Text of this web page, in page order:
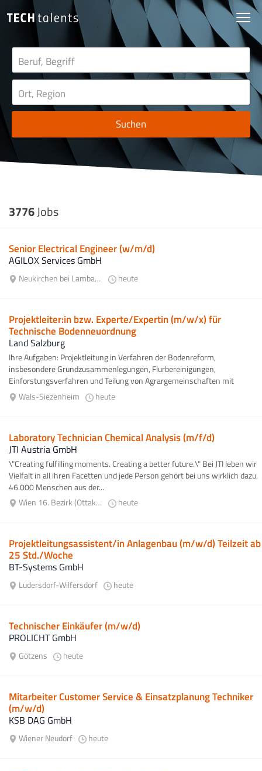
Suchen
3776Jobs
Senior Electrical Engineer (w/m/d)
AGILOX Services GmbH
Neukirchen bei Lambach heute
Projektleiter:in bzw. Experte/Expertin (m/w/x) für
Technische Bodenneuordnung
Land Salzburg
Ihre Aufgaben: Projektleitung in Verfahren der Bodenreform,
insbesondere Grundzusammenlegungen, Flurbereinigungen,
Einforstungsverfahren und Teilung von Agrargemeinschaften mit
fachlicher Gesamtverantwortung...
Wals-Siezenheim heute
Laboratory Technician Chemical Analysis (m/f/d)
JTI Austria GmbH
\"Creating fulfilling moments. Creating a better future.\" Bei JTI leben wir
Vielfalt in all ihren Facetten und jede Person gehört bei uns wirklich dazu.
46.000 Menschen aus der...
Wien 16. Bezirk (Ottakring)
heute
Projektleitungsassistent/in Anlagenbau (m/w/d) Teilzeit ab
25 Std./Woche
BT-Systems GmbH
Ludersdorf-Wilfersdorf heute
Technischer Einkäufer (m/w/d)
PROLICHT GmbH
Götzens heute
Mitarbeiter Customer Service & Einsatzplanung Techniker
(m/w/d)
KSB DAG GmbH
Wiener Neudorf heute